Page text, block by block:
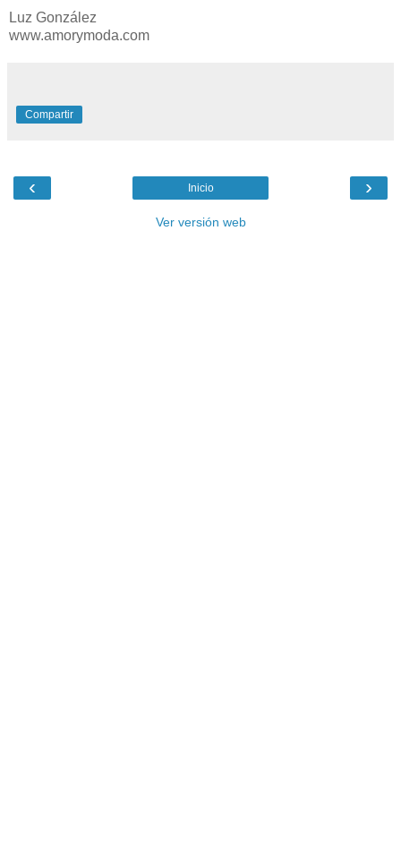
Luz González
www.amorymoda.com
Compartir
‹ ›
Inicio
Ver versión web